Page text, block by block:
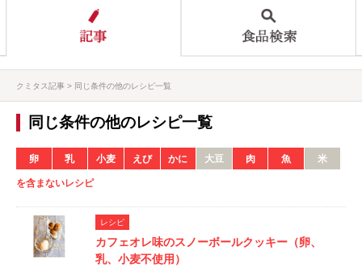
クミタス記事 同じ条件の他のレシピ一覧
同じ条件の他のレシピ一覧
卵 乳 小麦 えび かに 大豆 肉 魚 米
を含まないレシピ
レシピ
カフェオレ味のスノーボールクッキー（卵、
乳、小麦不使用）